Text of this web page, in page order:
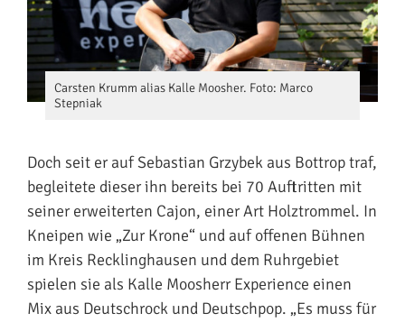
Carsten Krumm alias Kalle Moosher. Foto: Marco
Stepniak
Doch seit er auf Sebastian Grzybek aus Bottrop traf,
begleitete dieser ihn bereits bei 70 Auftritten mit
seiner erweiterten Cajon, einer Art Holztrommel. In
Kneipen wie „Zur Krone“ und auf offenen Bühnen
im Kreis Recklinghausen und dem Ruhrgebiet
spielen sie als Kalle Moosherr Experience einen
Mix aus Deutschrock und Deutschpop. „Es muss für